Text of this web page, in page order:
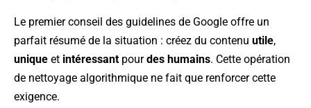
Le premier conseil des guidelines de Google offre un
parfait résumé de la situation : créez du contenu utile,
unique et intéressantpourdes humains. Cette opération
de nettoyage algorithmique ne fait que renforcer cette
exigence.